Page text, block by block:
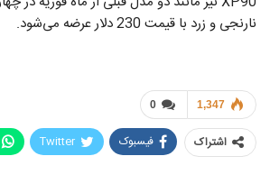
نارنجی و زرد با قیمت 230 دلار عرضه می‌شود.
0 1,347
اشتراک فیسبوک Twitter